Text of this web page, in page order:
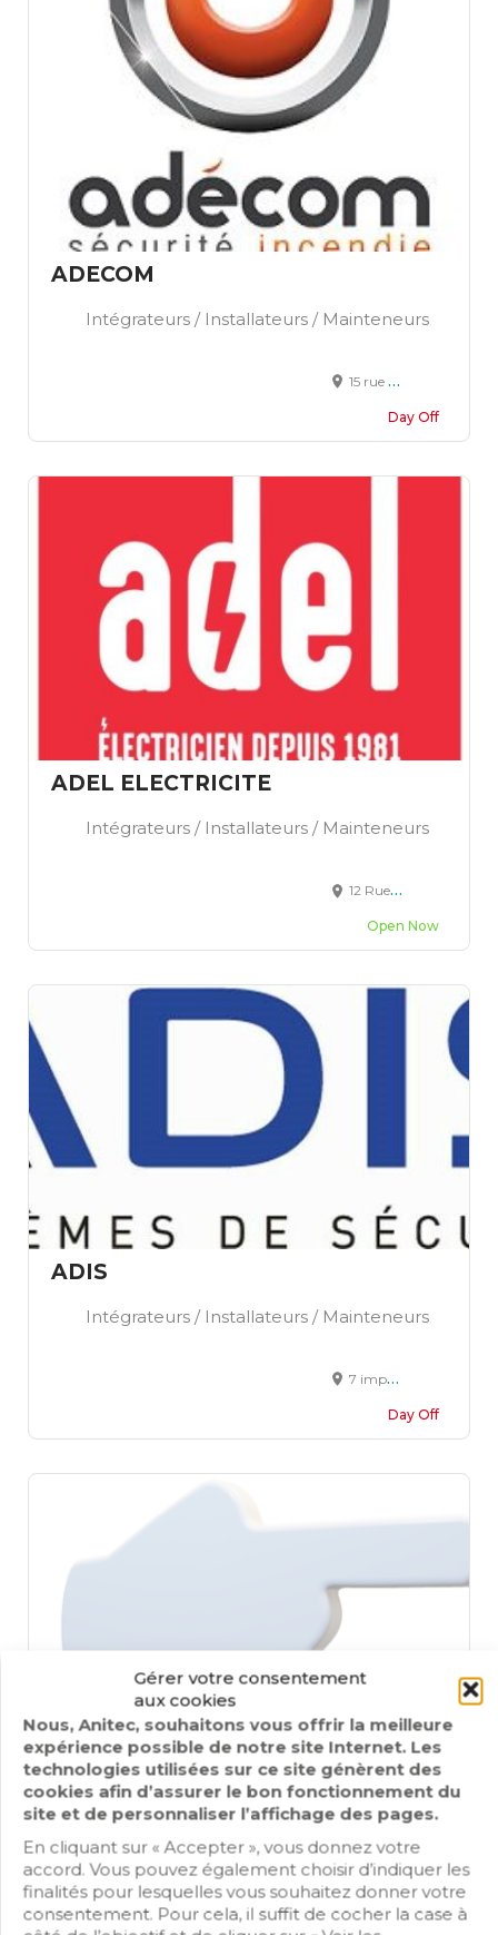
Gérer votre consentement
aux cookies
Nous, Anitec, souhaitons vous offrir la meilleure
expérience possible de notre site Internet. Les
technologies utilisées sur ce site génèrent des
cookies afin d’assurer le bon fonctionnement du
site et de personnaliser l’affichage des pages.
En cliquant sur « Accepter », vous donnez votre
accord. Vous pouvez également choisir d’indiquer les
finalités pour lesquelles vous souhaitez donner votre
consentement. Pour cela, il suffit de cocher la case à
ADECOM
Intégrateurs / Installateurs / Mainteneurs
15 rue Madierde Montjau 69190 ST FONS
Day Off
ADEL ELECTRICITE
Intégrateurs / Installateurs / Mainteneurs
12 Rue de Gamilly, Vernon, France
Open Now
ADIS
Intégrateurs / Installateurs / Mainteneurs
7 impasse Joffre 67202 WOLFISHEIM
Day Off
ADISEM
Intégrateurs / Installateurs / Mainteneurs
25, AVENUE JEAN RACINE 91600 SAVIGNY SUR ORGE
Day Off